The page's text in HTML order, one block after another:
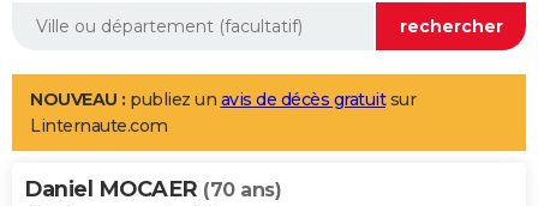
Aménagement intérieur
LIFESTYLE
Art de vivre
Bien-être
Loisirs
Mode
Modes de vie
Alimentation
Guide de la santé
Maladies
Médicaments
Sommeil
VOYAGE
NOUVEAU : publiez un avis de décès gratuitsur
Linternaute.com
Daniel MOCAER (70 ans)